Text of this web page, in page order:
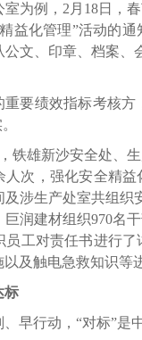
例，2月18日，春
益化管理”活动的
文、印章、档案
绩效指标考核方
雄新沙安全处、生
人次，强化安全精
涉生产处室共组织
润建材组织970名
员工对责任书进行
以及触电急救知识
标
行动，“对标”是中